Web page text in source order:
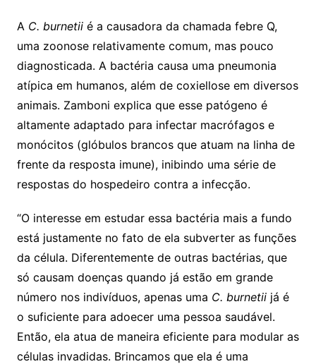
A C. burnetiié a causadora da chamada febre Q,
uma zoonose relativamente comum, mas pouco
diagnosticada. A bactéria causa uma pneumonia
atípica em humanos, além de coxiellose em diversos
animais. Zamboni explica que esse patógeno é
altamente adaptado para infectar macrófagos e
monócitos (glóbulos brancos que atuam na linha de
frente da resposta imune), inibindo uma série de
respostas do hospedeiro contra a infecção.
“O interesse em estudar essa bactéria mais a fundo
está justamente no fato de ela subverter as funções
da célula. Diferentemente de outras bactérias, que
só causam doenças quando já estão em grande
número nos indivíduos, apenas uma C. burnetiijá é
o suficiente para adoecer uma pessoa saudável.
Então, ela atua de maneira eficiente para modular as
células invadidas. Brincamos que ela é uma